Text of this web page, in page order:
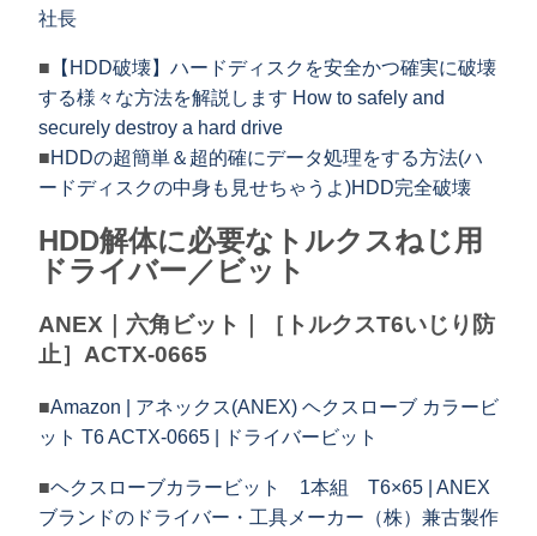
社長
■ 【HDD破壊】ハードディスクを安全かつ確実に破壊
する様々な方法を解説します How to safely and
securely destroy a hard drive
■HDDの超簡単＆超的確にデータ処理をする方法(ハ
ードディスクの中身も見せちゃうよ)HDD完全破壊
HDD解体に必要なトルクスねじ用
ドライバー／ビット
ANEX｜六角ビット｜［トルクスT6いじり防
止］ACTX-0665
■Amazon | アネックス(ANEX) ヘクスローブ カラービ
ット T6 ACTX-0665 | ドライバービット
■ヘクスローブカラービット 1本組 T6×65 | ANEX
ブランドのドライバー・工具メーカー（株）兼古製作